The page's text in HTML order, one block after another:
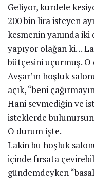
Geliyor, kurdele
200 bin lira isteyen
kesmenin yanında
yapıyor olağan ki…
bütçesini uçurmuş.
Avşar’ın hoşluk
açık, “beni
Hani sevmediğin ve
isteklerde
O durum işte.
Lakin bu hoşluk
içinde fırsata
gündemdeyken